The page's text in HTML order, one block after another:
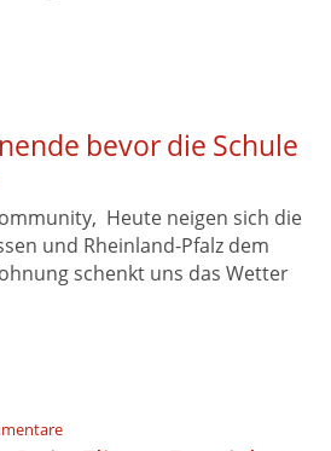
bevor die Schule
Heute neigen sich die
und Rheinland-Pfalz dem
schenkt uns das Wetter